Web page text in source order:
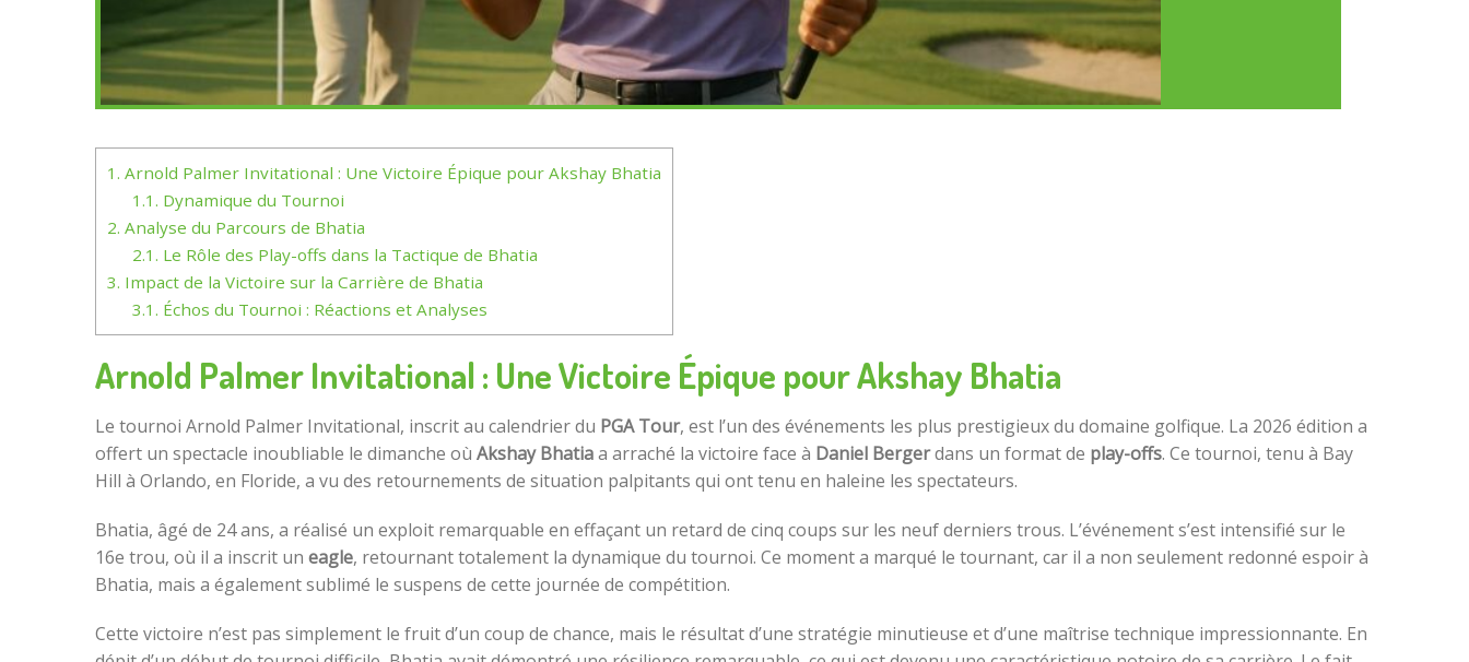
1. Arnold Palmer Invitational : Une Victoire Épique pour Akshay Bhatia
1.1. Dynamique du Tournoi
2. Analyse du Parcours de Bhatia
2.1. Le Rôle des Play-offs dans la Tactique de Bhatia
3. Impact de la Victoire sur la Carrière de Bhatia
3.1. Échos du Tournoi : Réactions et Analyses
Arnold Palmer Invitational : Une Victoire Épique pour Akshay Bhatia
Le tournoi Arnold Palmer Invitational, inscrit au calendrier du PGA Tour, est l’un des événements les plus prestigieux du domaine golfique. La 2026 édition a
offert un spectacle inoubliable le dimanche où Akshay Bhatiaa arraché la victoire face à Daniel Bergerdans un format de play-offs. Ce tournoi, tenu à Bay
Hill à Orlando, en Floride, a vu des retournements de situation palpitants qui ont tenu en haleine les spectateurs.
Bhatia, âgé de 24 ans, a réalisé un exploit remarquable en effaçant un retard de cinq coups sur les neuf derniers trous. L’événement s’est intensifié sur le
16e trou, où il a inscrit un eagle, retournant totalement la dynamique du tournoi. Ce moment a marqué le tournant, car il a non seulement redonné espoir à
Bhatia, mais a également sublimé le suspens de cette journée de compétition.
Cette victoire n’est pas simplement le fruit d’un coup de chance, mais le résultat d’une stratégie minutieuse et d’une maîtrise technique impressionnante. En